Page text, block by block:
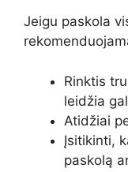
Jeigu paskola
Rinktis
leidžia
Atidžiai
Įsitikinti,
paskolą